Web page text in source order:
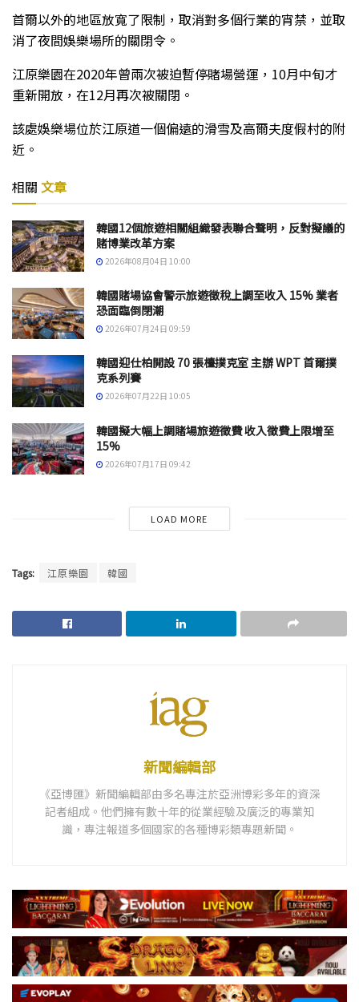
首爾以外的地區放寬了限制，取消對多個行業的宵禁，並取
消了夜間娛樂場所的關閉令。
江原樂園在2020年曾兩次被迫暫停賭場營運，10月中旬才
重新開放，在12月再次被關閉。
該處娛樂場位於江原道一個偏遠的滑雪及高爾夫度假村的附
近。
相關 文章
韓國12個旅遊相關組織發表聯合聲明，反對擬議的
賭博業改革方案
2026年08月04日 10:00
韓國賭場協會警示旅遊徵稅上調至收入 15% 業者
恐面臨倒閉潮
2026年07月24日 09:59
韓國迎仕柏開設 70 張檯撲克室 主辦 WPT 首爾撲
克系列賽
2026年07月22日 10:05
韓國擬大幅上調賭場旅遊徵費 收入徵費上限增至
15%
2026年07月17日 09:42
LOAD MORE
Tags: 江原樂園 韓國
新聞編輯部
《亞博匯》新聞編輯部由多名專注於亞洲博彩多年的資深
記者組成。他們擁有數十年的從業經驗及廣泛的專業知
識，專注報道多個國家的各種博彩類專題新聞。